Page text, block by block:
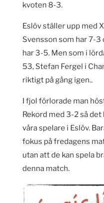
kvoten 8-3.
Eslöv ställer upp med
Svensson som har 7-
har 3-5. Men som i
53, Stefan Fergel i
riktigt på gång igen..
I fjol förlorade man
Rekord med 3-2 så
våra spelare i Eslöv.
fokus på fredagens
utan att de kan spela
denna match.